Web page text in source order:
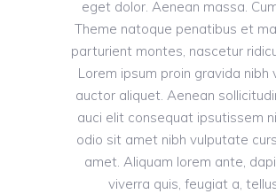
eget dolor. Aenean massa.
Theme natoque penatibus et
parturient montes, nascetur
Lorem ipsum proin gravida nibh
auctor aliquet. Aenean
auci elit consequat ipsutissem
odio sit amet nibh vulputate
amet. Aliquam lorem ante,
viverra quis, feugiat a,